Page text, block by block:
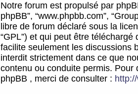
Notre forum est propulsé par
phpBB”, “www.phpbb.com”,
libre de forum déclaré sous la
“GPL”) et qui peut être téléchargé
facilite seulement les discussions
interdit strictement dans ce que
contenu ou conduite permis.
phpBB , merci de consulter :